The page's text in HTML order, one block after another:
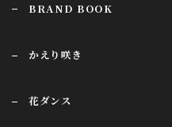
BRAND BOOK
かえり咲き
花ダンス